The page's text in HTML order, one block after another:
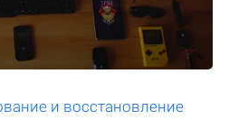
и восстановление